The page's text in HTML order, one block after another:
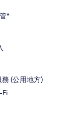
*
(公用地方)
Fi